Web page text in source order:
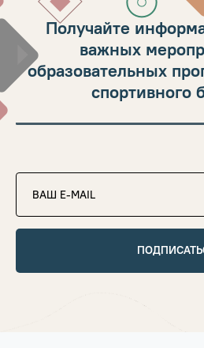
Получайте
важных
образовательных
спортивного